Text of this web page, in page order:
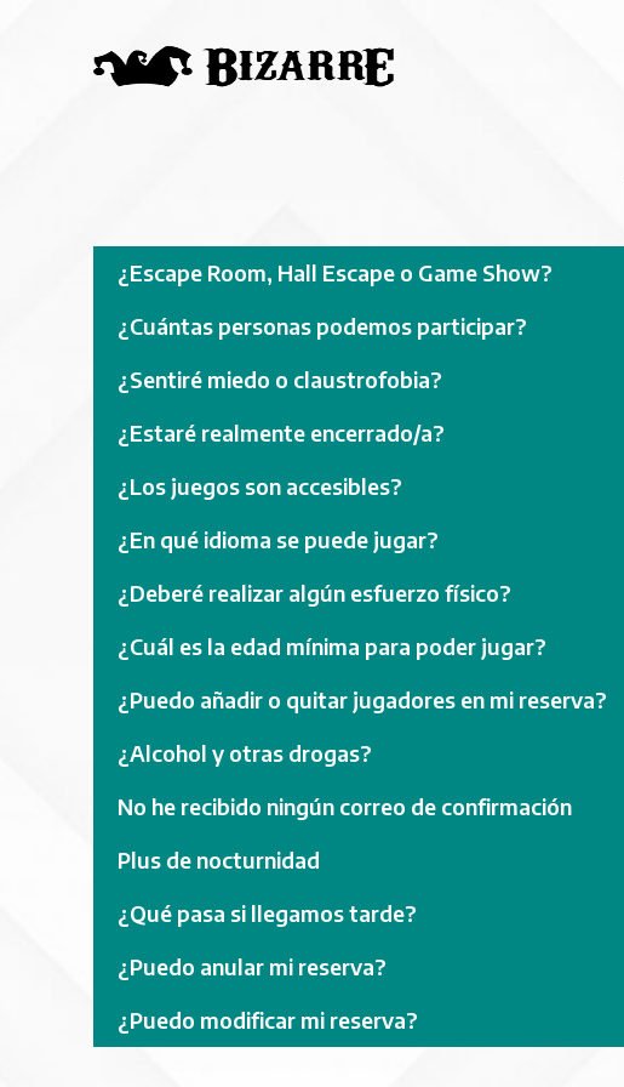
¿Escape Room, Hall Escape o Game Show?
¿Cuántas personas podemos participar?
¿Sentiré miedo o claustrofobia?
¿Estaré realmente encerrado/a?
¿Los juegos son accesibles?
¿En qué idioma se puede jugar?
¿Deberé realizar algún esfuerzo físico?
¿Cuál es la edad mínima para poder jugar?
¿Puedo añadir o quitar jugadores en mi reserva?
¿Alcohol y otras drogas?
No he recibido ningún correo de confirmación
Plus de nocturnidad
¿Qué pasa si llegamos tarde?
¿Puedo anular mi reserva?
¿Puedo modificar mi reserva?